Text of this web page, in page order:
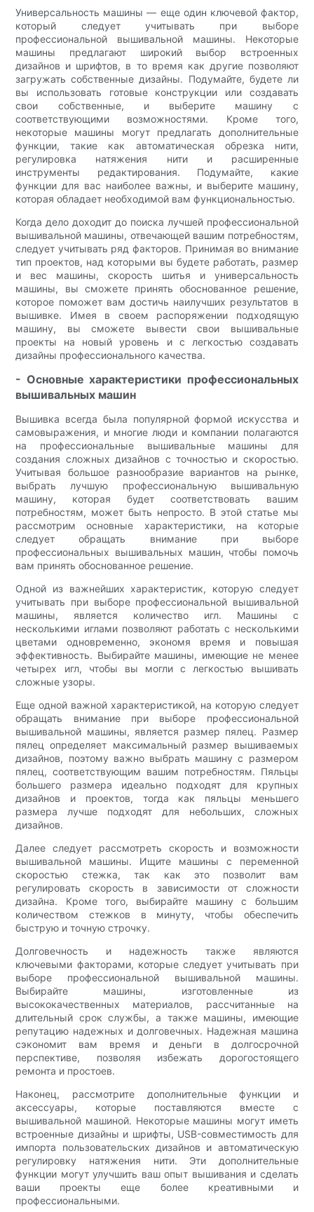
Универсальность машины — еще один ключевой фактор,
который следует учитывать при выборе
профессиональной вышивальной машины. Некоторые
машины предлагают широкий выбор встроенных
дизайнов и шрифтов, в то время как другие позволяют
загружать собственные дизайны. Подумайте, будете ли
вы использовать готовые конструкции или создавать
свои собственные, и выберите машину с
соответствующими возможностями. Кроме того,
некоторые машины могут предлагать дополнительные
функции, такие как автоматическая обрезка нити,
регулировка натяжения нити и расширенные
инструменты редактирования. Подумайте, какие
функции для вас наиболее важны, и выберите машину,
которая обладает необходимой вам функциональностью.
Когда дело доходит до поиска лучшей профессиональной
вышивальной машины, отвечающей вашим потребностям,
следует учитывать ряд факторов. Принимая во внимание
тип проектов, над которыми вы будете работать, размер
и вес машины, скорость шитья и универсальность
машины, вы сможете принять обоснованное решение,
которое поможет вам достичь наилучших результатов в
вышивке. Имея в своем распоряжении подходящую
машину, вы сможете вывести свои вышивальные
проекты на новый уровень и с легкостью создавать
дизайны профессионального качества.
- Основные характеристики профессиональных
вышивальных машин
Вышивка всегда была популярной формой искусства и
самовыражения, и многие люди и компании полагаются
на профессиональные вышивальные машины для
создания сложных дизайнов с точностью и скоростью.
Учитывая большое разнообразие вариантов на рынке,
выбрать лучшую профессиональную вышивальную
машину, которая будет соответствовать вашим
потребностям, может быть непросто. В этой статье мы
рассмотрим основные характеристики, на которые
следует обращать внимание при выборе
профессиональных вышивальных машин, чтобы помочь
вам принять обоснованное решение.
Одной из важнейших характеристик, которую следует
учитывать при выборе профессиональной вышивальной
машины, является количество игл. Машины с
несколькими иглами позволяют работать с несколькими
цветами одновременно, экономя время и повышая
эффективность. Выбирайте машины, имеющие не менее
четырех игл, чтобы вы могли с легкостью вышивать
сложные узоры.
Еще одной важной характеристикой, на которую следует
обращать внимание при выборе профессиональной
вышивальной машины, является размер пялец. Размер
пялец определяет максимальный размер вышиваемых
дизайнов, поэтому важно выбрать машину с размером
пялец, соответствующим вашим потребностям. Пяльцы
большего размера идеально подходят для крупных
дизайнов и проектов, тогда как пяльцы меньшего
размера лучше подходят для небольших, сложных
дизайнов.
Далее следует рассмотреть скорость и возможности
вышивальной машины. Ищите машины с переменной
скоростью стежка, так как это позволит вам
регулировать скорость в зависимости от сложности
дизайна. Кроме того, выбирайте машину с большим
количеством стежков в минуту, чтобы обеспечить
быструю и точную строчку.
Долговечность и надежность также являются
ключевыми факторами, которые следует учитывать при
выборе профессиональной вышивальной машины.
Выбирайте машины, изготовленные из
высококачественных материалов, рассчитанные на
длительный срок службы, а также машины, имеющие
репутацию надежных и долговечных. Надежная машина
сэкономит вам время и деньги в долгосрочной
перспективе, позволяя избежать дорогостоящего
ремонта и простоев.
Наконец, рассмотрите дополнительные функции и
аксессуары, которые поставляются вместе с
вышивальной машиной. Некоторые машины могут иметь
встроенные дизайны и шрифты, USB-совместимость для
импорта пользовательских дизайнов и автоматическую
регулировку натяжения нити. Эти дополнительные
функции могут улучшить ваш опыт вышивания и сделать
ваши проекты еще более креативными и
профессиональными.